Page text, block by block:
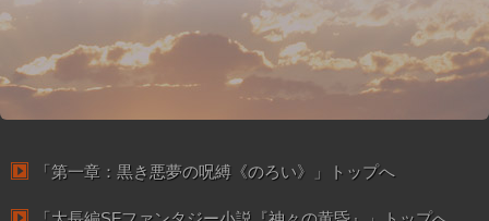
「第一章：黒き悪夢の呪縛《のろい》」トップへ